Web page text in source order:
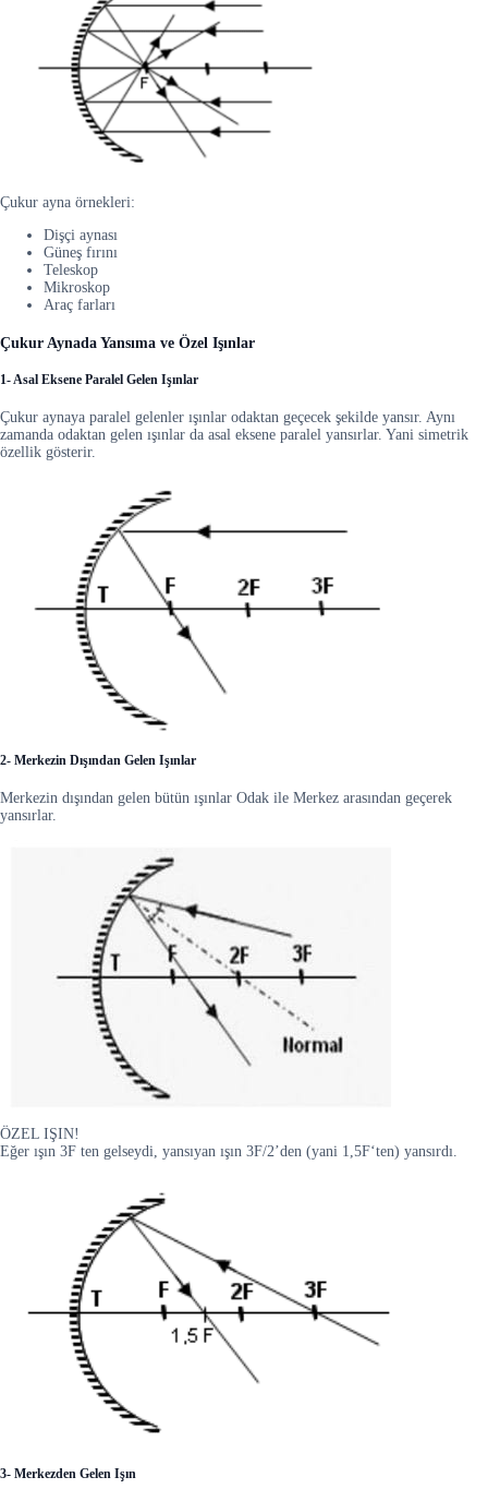
Çukur ayna örnekleri:
Dişçi aynası
Güneş fırını
Teleskop
Mikroskop
Araç farları
Çukur Aynada Yansıma ve Özel Işınlar
1- Asal Eksene Paralel Gelen Işınlar
Çukur aynaya paralel gelenler ışınlar odaktan geçecek şekilde yansır. Aynı
zamanda odaktan gelen ışınlar da asal eksene paralel yansırlar. Yani simetrik
özellik gösterir.
2- Merkezin Dışından Gelen Işınlar
Merkezin dışından gelen bütün ışınlar Odak ile Merkez arasından geçerek
yansırlar.
ÖZEL IŞIN!
Eğer ışın 3F ten gelseydi, yansıyan ışın 3F/2’den (yani 1,5F‘ten) yansırdı.
3- Merkezden Gelen Işın